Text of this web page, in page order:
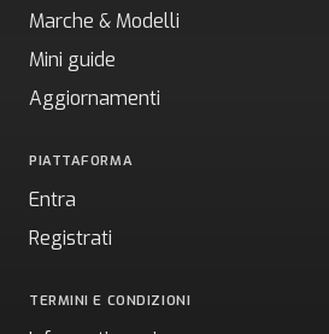
Marche & Modelli
Mini guide
Aggiornamenti
PIATTAFORMA
Entra
Registrati
TERMINI E CONDIZIONI